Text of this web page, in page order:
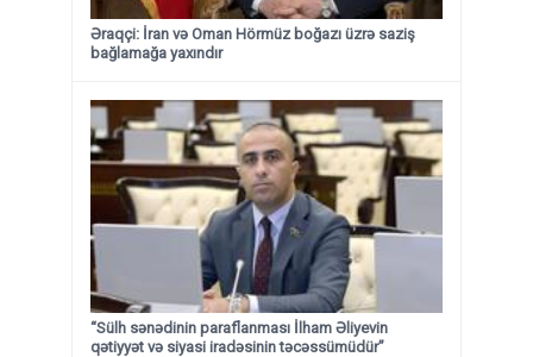
Əraqçi: İran və Oman Hörmüz boğazı üzrə saziş
bağlamağa yaxındır
“Sülh sənədinin paraflanması İlham Əliyevin
qətiyyət və siyasi iradəsinin təcəssümüdür”